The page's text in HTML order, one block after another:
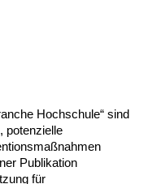
Hochschule“ sind
potenzielle
Publikation
für